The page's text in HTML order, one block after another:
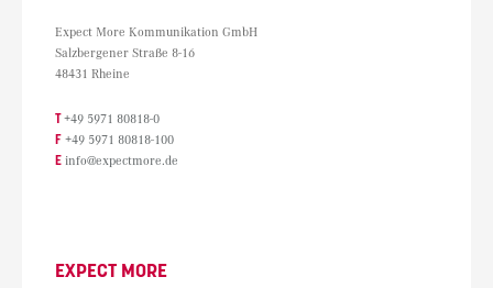
Expect More Kommunikation GmbH
Salzbergener Straße 8-16
48431 Rheine
T +49 5971 80818-0
F +49 5971 80818-100
E info@expectmore.de
EXPECT MORE